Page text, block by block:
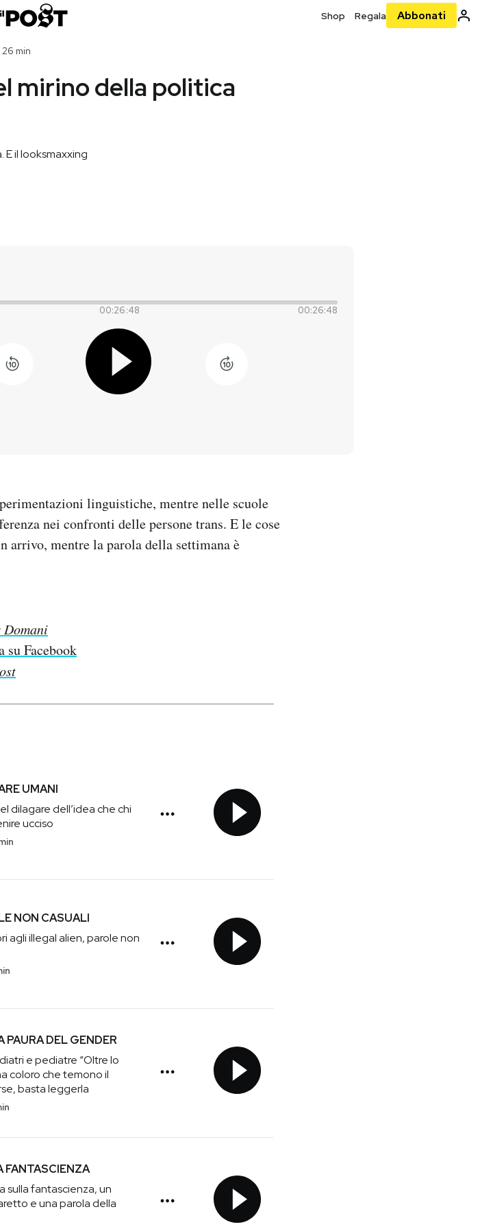
Shop Regala Abbonati
min
mirino della politica
E il looksmaxxing
00:26:48 00:26:48
linguistiche, mentre nelle scuole
nei confronti delle persone trans. E le cose
arrivo, mentre la parola della settimana è
Domani
su Facebook
UMANI
dilagare dell’idea che chi
ucciso
NON CASUALI
agli illegal alien, parole non
PAURA DEL GENDER
e pediatre “Oltre lo
coloro che temono il
basta leggerla
FANTASCIENZA
sulla fantascienza, un
e una parola della